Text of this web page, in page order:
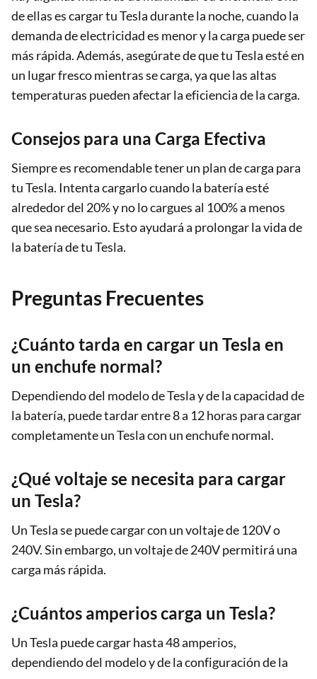
de ellas es cargar tu Tesla durante la noche, cuando la
demanda de electricidad es menor y la carga puede ser
más rápida. Además, asegúrate de que tu Tesla esté en
un lugar fresco mientras se carga, ya que las altas
temperaturas pueden afectar la eficiencia de la carga.
Consejos para una Carga Efectiva
Siempre es recomendable tener un plan de carga para
tu Tesla. Intenta cargarlo cuando la batería esté
alrededor del 20% y no lo cargues al 100% a menos
que sea necesario. Esto ayudará a prolongar la vida de
la batería de tu Tesla.
Preguntas Frecuentes
¿Cuánto tarda en cargar un Tesla en
un enchufe normal?
Dependiendo del modelo de Tesla y de la capacidad de
la batería, puede tardar entre 8 a 12 horas para cargar
completamente un Tesla con un enchufe normal.
¿Qué voltaje se necesita para cargar
un Tesla?
Un Tesla se puede cargar con un voltaje de 120V o
240V. Sin embargo, un voltaje de 240V permitirá una
carga más rápida.
¿Cuántos amperios carga un Tesla?
Un Tesla puede cargar hasta 48 amperios,
dependiendo del modelo y de la configuración de la